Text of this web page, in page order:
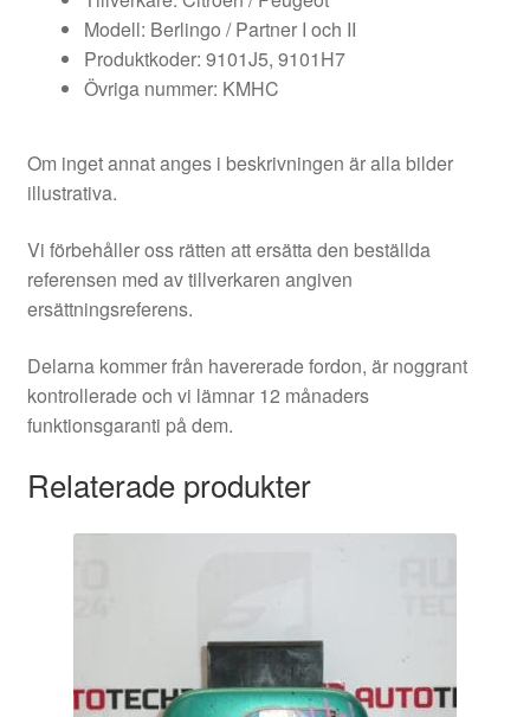
Modell: Berlingo / Partner I och II
Produktkoder: 9101J5, 9101H7
Övriga nummer: KMHC
Om inget annat anges i beskrivningen är alla bilder
illustrativa.
Vi förbehåller oss rätten att ersätta den beställda
referensen med av tillverkaren angiven
ersättningsreferens.
Delarna kommer från havererade fordon, är noggrant
kontrollerade och vi lämnar 12 månaders
funktionsgaranti på dem.
Relaterade produkter